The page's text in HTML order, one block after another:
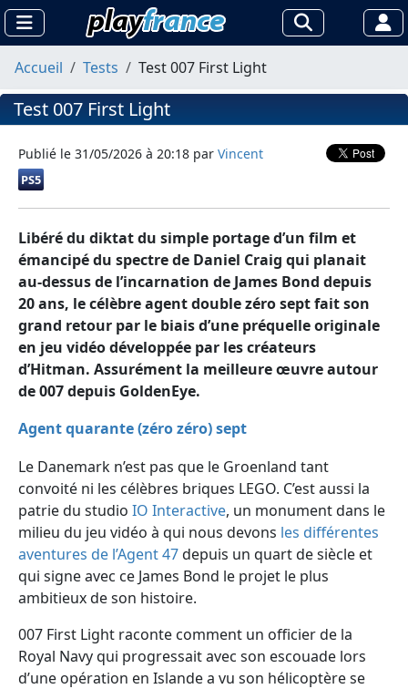
Accueil Tests Test 007 First Light
Test 007 First Light
Publié le 31/05/2026 à 20:18 par Vincent
PS5
Libéré du diktat du simple portage d’un film et
émancipé du spectre de Daniel Craig qui planait
au-dessus de l’incarnation de James Bond depuis
20 ans, le célèbre agent double zéro sept fait son
grand retour par le biais d’une préquelle originale
en jeu vidéo développée par les créateurs
d’Hitman. Assurément la meilleure œuvre autour
de 007 depuis GoldenEye.
Agent quarante (zéro zéro) sept
Le Danemark n’est pas que le Groenland tant
convoité ni les célèbres briques LEGO. C’est aussi la
patrie du studio IO Interactive, un monument dans le
milieu du jeu vidéo à qui nous devons les différentes
aventures de l’Agent 47depuis un quart de siècle et
qui signe avec ce James Bond le projet le plus
ambitieux de son histoire.
007 First Light raconte comment un officier de la
Royal Navy qui progressait avec son escouade lors
d’une opération en Islande a vu son hélicoptère se